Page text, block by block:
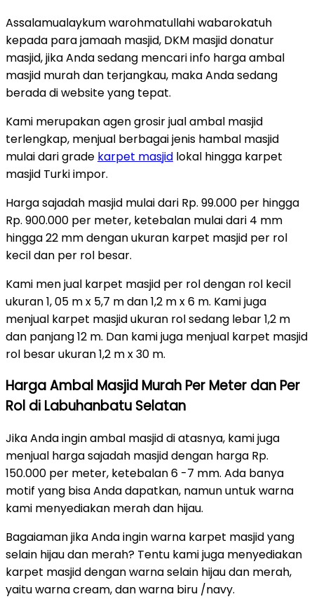
Assalamualaykum warohmatullahi wabarokatuh
kepada para jamaah masjid, DKM masjid donatur
masjid, jika Anda sedang mencari info harga ambal
masjid murah dan terjangkau, maka Anda sedang
berada di website yang tepat.
Kami merupakan agen grosir jual ambal masjid
terlengkap, menjual berbagai jenis hambal masjid
mulai dari grade karpet masjid lokal hingga karpet
masjid Turki impor.
Harga sajadah masjid mulai dari Rp. 99.000 per hingga
Rp. 900.000 per meter, ketebalan mulai dari 4 mm
hingga 22 mm dengan ukuran karpet masjid per rol
kecil dan per rol besar.
Kami men jual karpet masjid per rol dengan rol kecil
ukuran 1, 05 m x 5,7 m dan 1,2 m x 6 m. Kami juga
menjual karpet masjid ukuran rol sedang lebar 1,2 m
dan panjang 12 m. Dan kami juga menjual karpet masjid
rol besar ukuran 1,2 m x 30 m.
Harga Ambal Masjid Murah Per Meter dan Per
Rol di Labuhanbatu Selatan
Jika Anda ingin ambal masjid di atasnya, kami juga
menjual harga sajadah masjid dengan harga Rp.
150.000 per meter, ketebalan 6 -7 mm. Ada banya
motif yang bisa Anda dapatkan, namun untuk warna
kami menyediakan merah dan hijau.
Bagaiaman jika Anda ingin warna karpet masjid yang
selain hijau dan merah? Tentu kami juga menyediakan
karpet masjid dengan warna selain hijau dan merah,
yaitu warna cream, dan warna biru /navy.